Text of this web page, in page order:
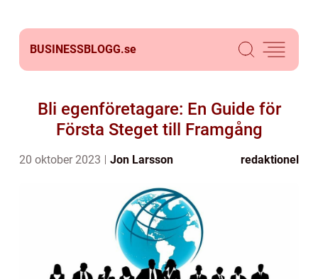
BUSINESSBLOGG.se
Bli egenföretagare: En Guide för
Första Steget till Framgång
20 oktober 2023 Jon Larsson redaktionel